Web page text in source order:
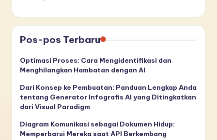
Pos-pos Terbaru
Optimasi Proses: Cara Mengidentifikasi dan
Menghilangkan Hambatan dengan AI
Dari Konsep ke Pembuatan: Panduan Lengkap Anda
tentang Generator Infografis AI yang Ditingkatkan
dari Visual Paradigm
Diagram Komunikasi sebagai Dokumen Hidup:
Memperbarui Mereka saat API Berkembang